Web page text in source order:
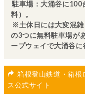
駐車場：大涌谷に100
料）。
※土休日には大変混雑
の3つに無料駐車場が
ープウェイで大涌谷に
箱根登山鉄道・箱根
ス公式サイト